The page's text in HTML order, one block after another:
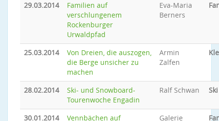
29.03.2014
Familien auf
verschlungenem
Rockenburger
Urwaldpfad
Eva-Maria
Berners
25.03.2014
Von Dreien, die auszogen,
die Berge unsicher zu
machen
Armin
Zalfen
28.02.2014
Ski- und Snowboard-
Tourenwoche Engadin
Ralf Schwan
30.01.2014
Vennbächen auf
Galerie